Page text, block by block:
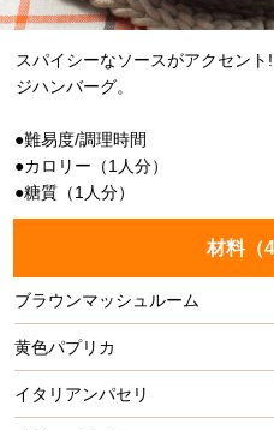
スパイシーなソースがアクセン
ジハンバーグ。
●難易度/調理時間
●カロリー（1人分）
●糖質（1人分）
材料（
ブラウンマッシュルーム
黄色パプリカ
イタリアンパセリ